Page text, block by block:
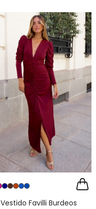
Vestido Favilli Burdeos